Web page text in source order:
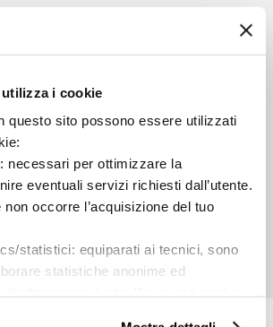
i cookie
questo sito possono essere utilizzati
necessari per ottimizzare la
eventuali servizi richiesti dall’utente.
occorre l’acquisizione del tuo
statistici: equiparati ai tecnici, sono
statistiche anonime ed
brillant
Stonalisation:
Unité de measure:
PZ